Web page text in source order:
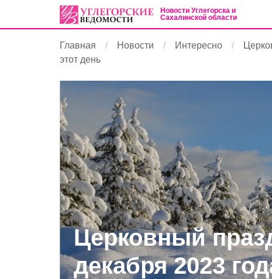
Новости Углегорска и
Сахалинской области
Главная Новости Интересно
этот день
Церковный
декабря 2023